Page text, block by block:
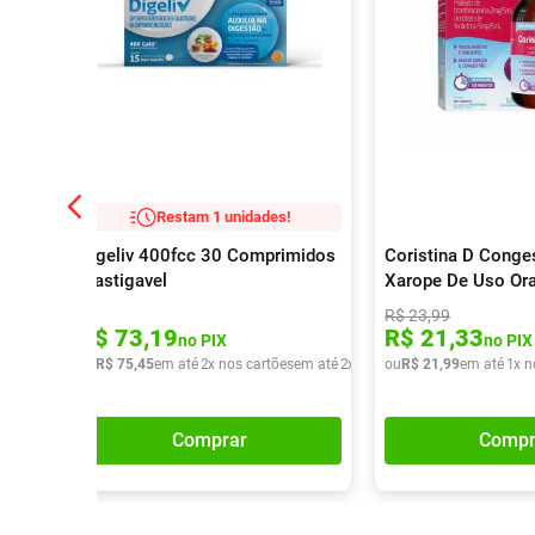
Restam 1 unidades!
Digeliv 400fcc 30 Comprimidos
Mastigavel
R$ 73,19no PIX
R$ 75,45em até2x nos cartõesem até2x de R$ 37,72
Comprar
Coristina D
Xarope De Uso
R$23,99
R$ 21,33no PIX
ou R$ 21 ,99em até 1x